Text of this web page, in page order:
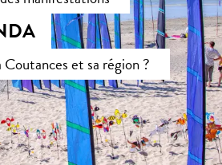
et sa région ?